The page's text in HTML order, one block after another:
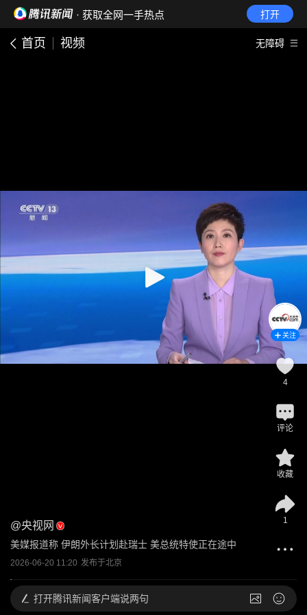
· 获取全网一手热点 打开
首页 视频 无障碍
@央视网
美媒报道称 伊朗外长计划赴瑞士 美总统特使正在途中
2026-06-20 11:20 发布于北京
关注
4
评论
收藏
1
打开腾讯新闻客户端说两句